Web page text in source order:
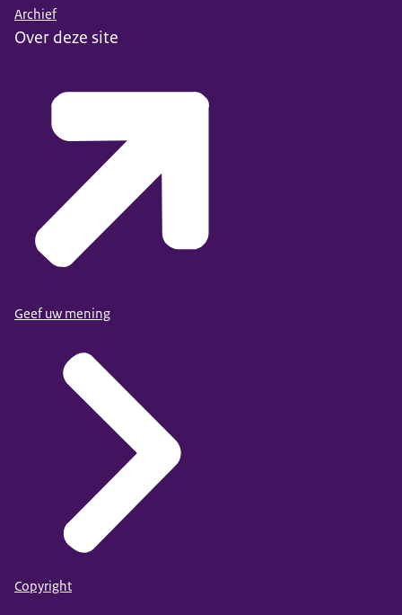
Archief
Over deze site
Geef uw mening
Copyright